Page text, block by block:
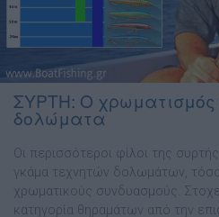
ΣΥΡΤΗ: Ο χρωματισμός
δολώματα
Οι περισσότεροι φίλοι της
γκάμα τεχνητών δολωμάτων,
χρωματικούς συνδυασμούς.
κατηγορία θηραμάτων από την